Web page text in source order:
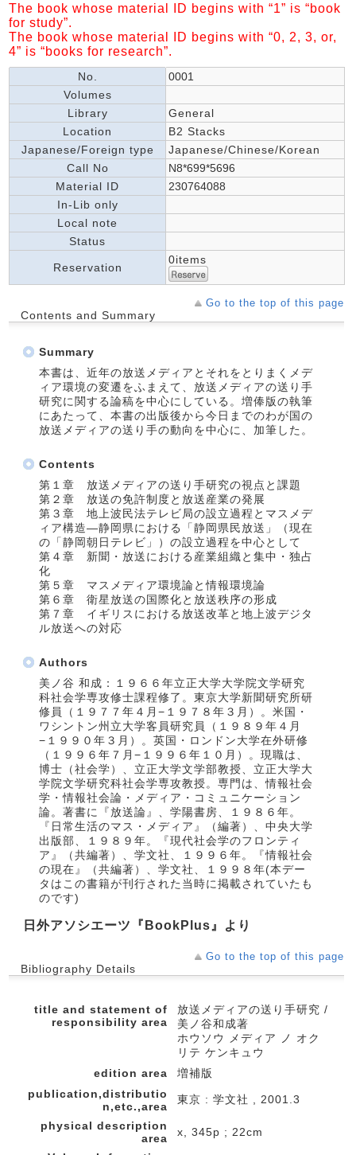
The book whose material ID begins with “1” is “book
for study”.
The book whose material ID begins with “0, 2, 3, or,
4” is “books for research”.
No.
0001
Volumes
Library
General
Location
B2 Stacks
Japanese/Foreign type
Japanese/Chinese/Korean
Call No
N8*699*5696
Material ID
230764088
In-Lib only
Local note
Status
Reservation
0items
Go to the top of this page
Contents and Summary
Summary
本書は、近年の放送メディアとそれをとりまくメデ
ィア環境の変遷をふまえて、放送メディアの送り手
研究に関する論稿を中心にしている。増俸版の執筆
にあたって、本書の出版後から今日までのわが国の
放送メディアの送り手の動向を中心に、加筆した。
Contents
第１章 放送メディアの送り手研究の視点と課題
第２章 放送の免許制度と放送産業の発展
第３章 地上波民法テレビ局の設立過程とマスメデ
ィア構造―静岡県における「静岡県民放送」（現在
の「静岡朝日テレビ」）の設立過程を中心として
第４章 新聞・放送における産業組織と集中・独占
化
第５章 マスメディア環境論と情報環境論
第６章 衛星放送の国際化と放送秩序の形成
第７章 イギリスにおける放送改革と地上波デジタ
ル放送への対応
Authors
美ノ谷 和成：１９６６年立正大学大学院文学研究
科社会学専攻修士課程修了。東京大学新聞研究所研
修員（１９７７年４月−１９７８年３月）。米国・
ワシントン州立大学客員研究員（１９８９年４月
−１９９０年３月）。英国・ロンドン大学在外研修
（１９９６年７月−１９９６年１０月）。現職は、
博士（社会学）、立正大学文学部教授、立正大学大
学院文学研究科社会学専攻教授。専門は、情報社会
学・情報社会論・メディア・コミュニケーション
論。著書に『放送論』、学陽書房、１９８６年。
『日常生活のマス・メディア』（編著）、中央大学
出版部、１９８９年。『現代社会学のフロンティ
ア』（共編著）、学文社、１９９６年。『情報社会
の現在』（共編著）、学文社、１９９８年(本デー
タはこの書籍が刊行された当時に掲載されていたも
のです)
日外アソシエーツ『BookPlus』より
Go to the top of this page
Bibliography Details
title and statement of
responsibility area
放送メディアの送り手研究 /
美ノ谷和成著
ホウソウ メディア ノ オク
リテ ケンキュウ
edition area
増補版
publication,distributio
n,etc.,area
東京 : 学文社 , 2001.3
physical description
area
x, 345p ; 22cm